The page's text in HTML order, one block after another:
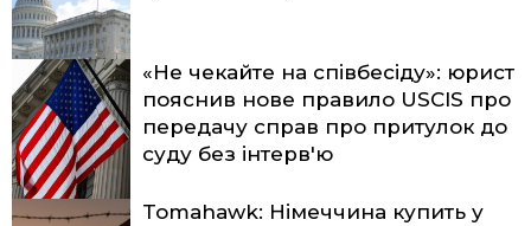
«Не чекайте на співбесіду»: юрист
пояснив нове правило USCIS про
передачу справ про притулок до
суду без інтерв'ю
Tomahawk: Німеччина купить у